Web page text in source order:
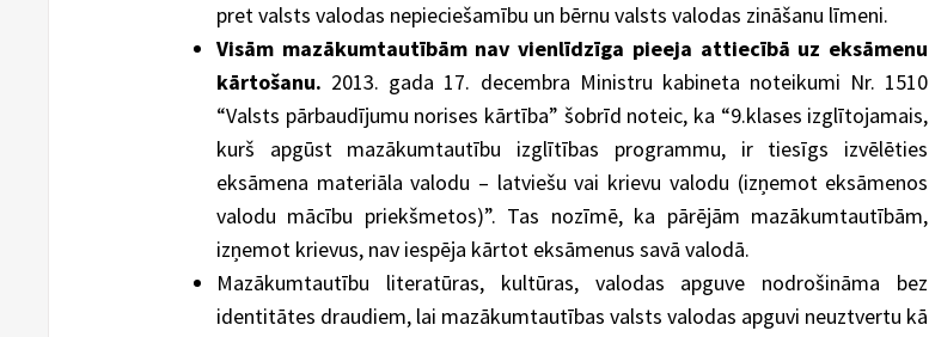
pret valsts valodas nepieciešamību un bērnu valsts valodas zināšanu līmeni.
Visām mazākumtautībām nav vienlīdzīga pieeja attiecībā uz eksāmenu
kārtošanu. 2013. gada 17. decembra Ministru kabineta noteikumi Nr. 1510
“Valsts pārbaudījumu norises kārtība” šobrīd noteic, ka “9.klases izglītojamais,
kurš apgūst mazākumtautību izglītības programmu, ir tiesīgs izvēlēties
eksāmena materiāla valodu – latviešu vai krievu valodu (izņemot eksāmenos
valodu mācību priekšmetos)”. Tas nozīmē, ka pārējām mazākumtautībām,
izņemot krievus, nav iespēja kārtot eksāmenus savā valodā.
Mazākumtautību literatūras, kultūras, valodas apguve nodrošināma bez
identitātes draudiem, lai mazākumtautības valsts valodas apguvi neuztvertu kā